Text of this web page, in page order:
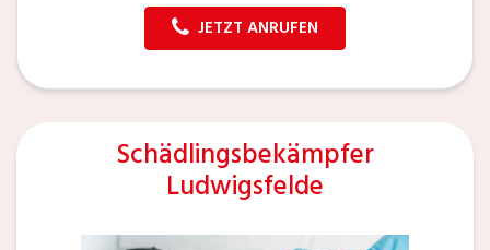
JETZT ANRUFEN
Schädlingsbekämpfer
Ludwigsfelde